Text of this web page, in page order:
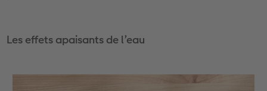
Coffeetable Book «Art Collection»
Multi-déco
CEWE myPhotos
Les effets apaisants de l’eau